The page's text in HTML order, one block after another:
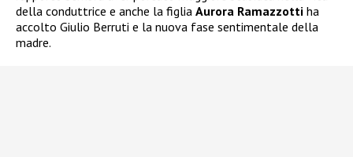
della conduttrice e anche la figlia Aurora Ramazzotti ha
accolto Giulio Berruti e la nuova fase sentimentale della
madre.